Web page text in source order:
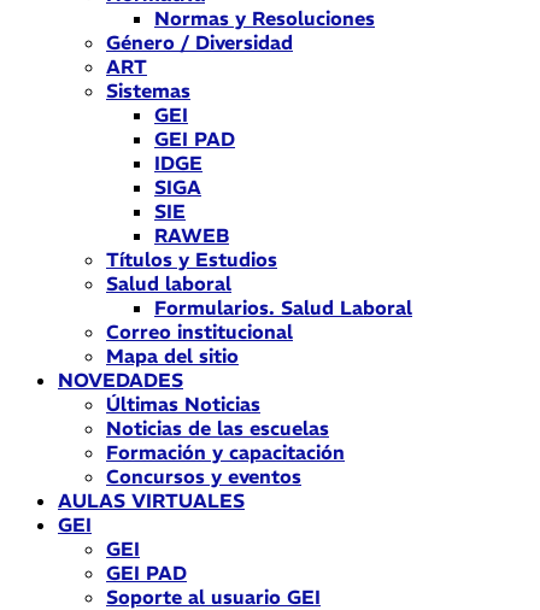
Normas y Resoluciones
Género / Diversidad
ART
Sistemas
GEI
GEI PAD
IDGE
SIGA
SIE
RAWEB
Títulos y Estudios
Salud laboral
Formularios. Salud Laboral
Correo institucional
Mapa del sitio
NOVEDADES
Últimas Noticias
Noticias de las escuelas
Formación y capacitación
Concursos y eventos
AULAS VIRTUALES
GEI
GEI
GEI PAD
Soporte al usuario GEI